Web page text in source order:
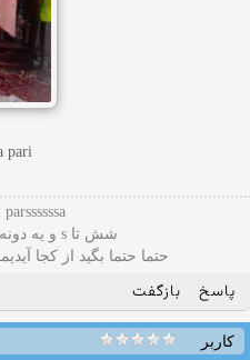
pari
شش تا s و یه دونه a غیر از این فیکه
حتما حتما بگید از کجا
پاسخ بازگفت
کاربر